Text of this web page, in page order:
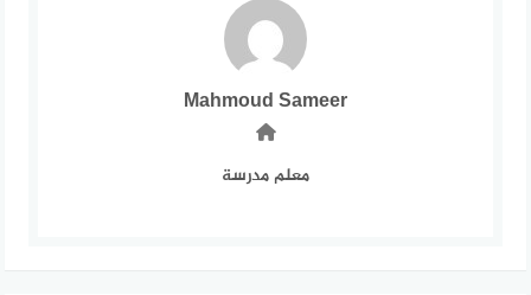
Mahmoud Sameer
معلم مدرسة